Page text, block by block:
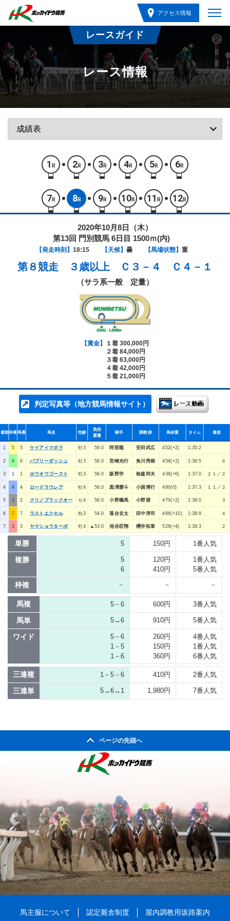
アクセス情報
レースガイド
レース情報
1 R 2R 3R 4R 5R 6R
7 R 8R 9R 10R 11 R 12R
2020年10月8日（木）
第13回 門別競馬 6日目 1500ｍ(内)
【発走時刻】 18:15 【天候】 曇 【馬場状態】 重
第８競走 ３歳以上 Ｃ３－４ Ｃ４－１
（サラ系一般 定量）
【賞金】
１着 300,000円
２着 84,000円
３着 63,000円
４着 42,000円
５着 21,000円
判定写真等（地方競馬情報サイト）
着順枠番馬番 馬名 性齢
負担
重量
騎手 調教師 馬体重 タイム 着差
1 5 5 ケイアイマボラ 牡3 56.0 阿部龍 安田武広 452(+2) 1:35:2
2 6 6 バブリーダッシュ 牡3 56.0 宮崎光行 角川秀樹 456(+2) 1:36:5 ６
3 1 1 ホウオウゴースト 牡3 56.0 阪野学 桧森邦夫 436(+6) 1:37:0 ２１／２
4 4 4 ロードラウレア 牡4 56.0 黒澤愛斗 小国博行 460(0) 1:37:3 １１／２
5 2 2 クリノブラックオー セ4 56.0 小野楓馬 小野望 470(+2) 1:38:0 ３
6 7 7 ラストエクセル 牝3 54.0 落合玄太 田中淳司 466(+10) 1:38:9 ４
7 3 3 ヤマショウターボ 牡4 ▲53.0 池谷匠翔 櫻井拓章 528(+4) 1:39:3 ２
単勝 5 150円 1番人気
複勝
5
6
120円
410円
1番人気
5番人気
枠複 － － －
馬複 5－6 600円 3番人気
馬単 5→6 910円 5番人気
ワイド
5－6
1－5
1－6
260円
150円
360円
4番人気
1番人気
6番人気
三連複 1－5－6 410円 2番人気
三連単 5→6→1 1,980円 7番人気
ページの先頭へ
馬主服について 認定厩舎制度 屋内調教用坂路案内